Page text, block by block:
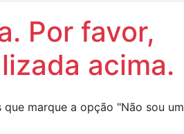
Por favor,
acima.
marque a opção "Não sou um